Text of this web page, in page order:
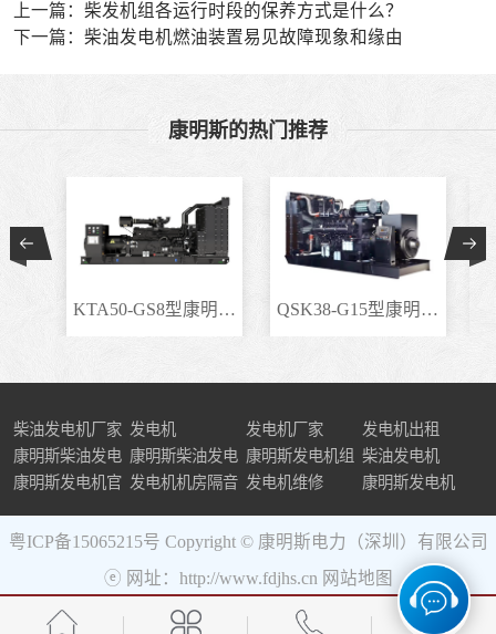
上一篇： 柴发机组各运行时段的保养方式是什么？
下一篇： 柴油发电机燃油装置易见故障现象和缘由
康明斯的热门推荐
KTA50-GS8型康明斯柴.. QSK38-G15型康明斯柴..
柴油发电机厂家 发电机 发电机厂家
发电机出租
康明斯柴油发电
机组
康明斯柴油发电
机
康明斯发电机组 柴油发电机
康明斯发电机官 发电机机房隔音 发电机维修 康明斯发电机
粤ICP备15065215号 Copyright © 康明斯电力（深圳）有限公司
ⓔ 网址：http://www.fdjhs.cn 网站地图